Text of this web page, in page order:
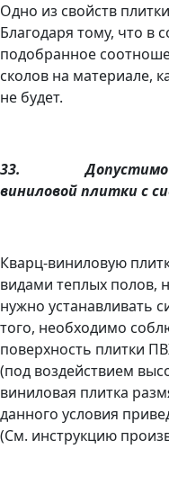
Одно из свойств
Благодаря тому, что в
подобранное
сколов на материале,
не будет.
33.Допустимо
виниловой плитки с
Кварц-виниловую
видами теплых полов,
нужно устанавливать
того, необходимо
поверхность плитки
(под воздействием
виниловая плитка
данного условия
(См. инструкцию